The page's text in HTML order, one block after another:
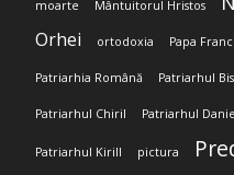
moarte Mântuitorul Hristos
Orhei ortodoxia Papa
Patriarhia Română Patriarhul
Patriarhul Chiril Patriarhul
Patriarhul Kirill pictura